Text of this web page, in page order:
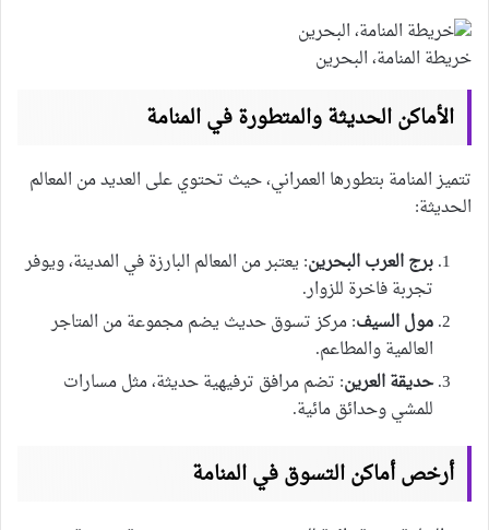
خريطة المنامة، البحرين
الأماكن الحديثة والمتطورة في المنامة
تتميز المنامة بتطورها العمراني، حيث تحتوي على العديد من المعالم
الحديثة:
برج العرب البحرين: يعتبر من المعالم البارزة في المدينة، ويوفر
تجربة فاخرة للزوار.
مول السيف: مركز تسوق حديث يضم مجموعة من المتاجر
العالمية والمطاعم.
حديقة العرين: تضم مرافق ترفيهية حديثة، مثل مسارات
للمشي وحدائق مائية.
أرخص أماكن التسوق في المنامة